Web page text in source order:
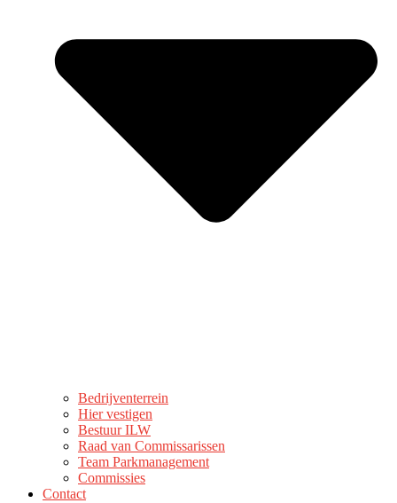
Bedrijventerrein
Hier vestigen
Bestuur ILW
Raad van Commissarissen
Team Parkmanagement
Commissies
Contact